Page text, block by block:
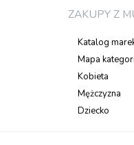
ZAKUPY Z
Katalog
Mapa
Kobieta
Mężczyzna
Dziecko